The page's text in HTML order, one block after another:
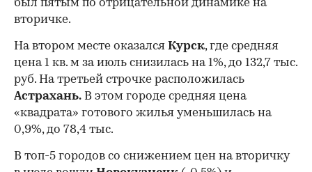
был пятым по отрицательной динамике на
вторичке.
На втором месте оказался Курск, где средняя
цена 1 кв. м за июль снизилась на 1%, до 132,7 тыс.
руб. На третьей строчке расположилась
Астрахань. В этом городе средняя цена
«квадрата» готового жилья уменьшилась на
0,9%, до 78,4 тыс.
В топ-5 городов со снижением цен на вторичку